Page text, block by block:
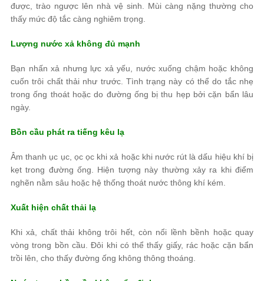
được, trào ngược lên nhà vệ sinh. Mùi càng nặng thường cho
thấy mức độ tắc càng nghiêm trọng.
Lượng nước xả không đủ mạnh
Bạn nhấn xả nhưng lực xả yếu, nước xuống chậm hoặc không
cuốn trôi chất thải như trước. Tình trạng này có thể do tắc nhẹ
trong ống thoát hoặc do đường ống bị thu hẹp bởi cặn bẩn lâu
ngày.
Bồn cầu phát ra tiếng kêu lạ
Âm thanh ục ục, ọc ọc khi xả hoặc khi nước rút là dấu hiệu khí bị
kẹt trong đường ống. Hiện tượng này thường xảy ra khi điểm
nghẽn nằm sâu hoặc hệ thống thoát nước thông khí kém.
Xuất hiện chất thải lạ
Khi xả, chất thải không trôi hết, còn nổi lềnh bềnh hoặc quay
vòng trong bồn cầu. Đôi khi có thể thấy giấy, rác hoặc cặn bẩn
trồi lên, cho thấy đường ống không thông thoáng.